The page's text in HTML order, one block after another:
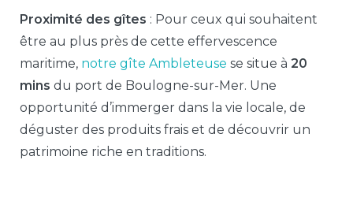
Proximité des gîtes : Pour ceux qui souhaitent
être au plus près de cette effervescence
maritime, notre gîte Ambleteuse se situe à 20
mins du port de Boulogne-sur-Mer. Une
opportunité d’immerger dans la vie locale, de
déguster des produits frais et de découvrir un
patrimoine riche en traditions.